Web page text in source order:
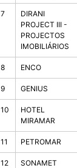
7
DIRANI
PROJECT III -
PROJECTOS
IMOBILIÁRIOS
8 ENCO
9 GENIUS
10
HOTEL
MIRAMAR
11 PETROMAR
12
SONAMET